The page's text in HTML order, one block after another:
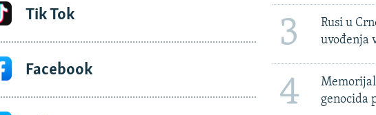
Tik Tok
Facebook
3
Rusi u
uvođenja
4
genocida